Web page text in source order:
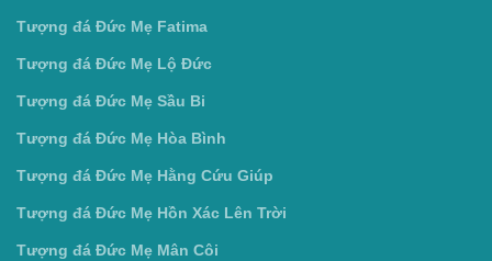
Tượng đá Đức Mẹ Fatima
Tượng đá Đức Mẹ Lộ Đức
Tượng đá Đức Mẹ Sầu Bi
Tượng đá Đức Mẹ Hòa Bình
Tượng đá Đức Mẹ Hằng Cứu Giúp
Tượng đá Đức Mẹ Hồn Xác Lên Trời
Tượng đá Đức Mẹ Mân Côi